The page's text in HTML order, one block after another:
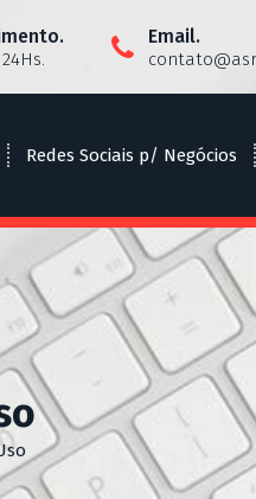
Email.
Redes Sociais p/ Negócios